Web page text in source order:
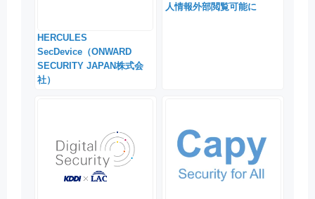
HERCULES
SecDevice（ONWARD
SECURITY JAPAN株式会
社）
人情報外部閲覧可能に